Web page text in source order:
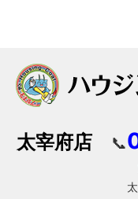
太宰府店 📞
定休日：
太宰府市梅